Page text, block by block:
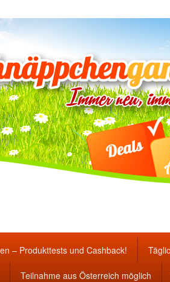
und
– Produkttests und Cashback!
Teilnahme aus Österreich möglich